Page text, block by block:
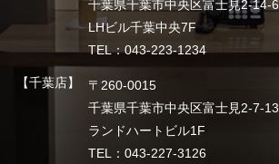
千葉県千葉市中央区富士見2-14-6
LHビル千葉中央7F
TEL：043-223-1234
【千葉店】
〒260-0015
千葉県千葉市中央区富士見2-7-13
ランドハートビル1F
TEL：043-227-3126